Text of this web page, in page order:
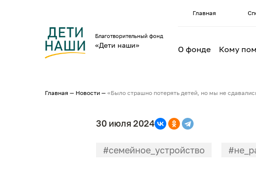
Благотворительный фонд
«Дети наши»
Главная
О фонде Кому
Главная — Новости — «Было страшно потерять детей, но мы не
30 июля 2024
#семейное_устройство